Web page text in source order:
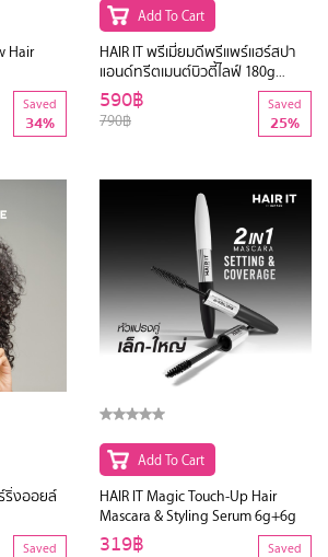
Hair
Saved
34%
Add To Cart
HAIR IT พรีเมี่ยมดีพรีแพร์แฮร์สปา
แอนด์ทรีตเมนต์บิวตี้ไลฟ์ 180g
แฮร์อิท
790฿
590฿ Saved
25%
ร์ริ่งออยล์
Saved
Add To Cart
HAIR IT Magic Touch-Up Hair
Mascara & Styling Serum 6g+6g
319฿ Saved